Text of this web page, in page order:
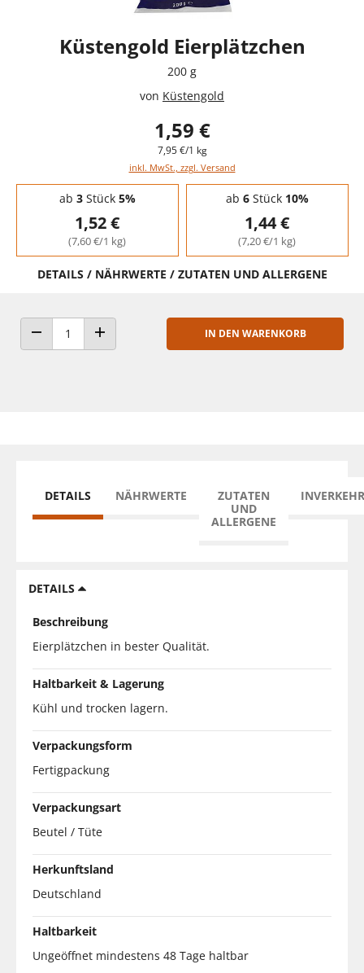
Küstengold Eierplätzchen
200 g
von Küstengold
1,59 €
7,95 €/1 kg
inkl. MwSt., zzgl. Versand
Staffelpreise - Mengenrabatt
ab 3Stück 5%
1,52 €
(7,60 €/1 kg)
ab 6Stück 10%
1,44 €
(7,20 €/1 kg)
DETAILS / NÄHRWERTE / ZUTATEN UND ALLERGENE
ANZAHL VERRINGERNANZAHL ERHÖHEN
IN DEN WARENKORB
DETAILS NÄHRWERTE
ZUTATEN
UND
ALLERGENE
DETAILS
Beschreibung
Eierplätzchen in bester Qualität.
Haltbarkeit & Lagerung
Kühl und trocken lagern.
Verpackungsform
Fertigpackung
Verpackungsart
Beutel / Tüte
Herkunftsland
Deutschland
Haltbarkeit
Ungeöffnet mindestens 48 Tage haltbar